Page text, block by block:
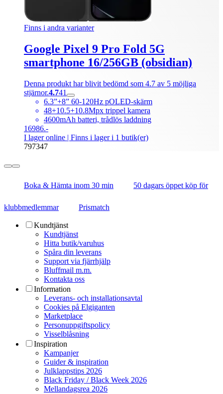
Finns i andra varianter
Google Pixel 9 Pro Fold 5G
smartphone 16/256GB (obsidian)
Denna produkt har blivit bedömd som 4.7 av 5 möjliga
stjärnor.4.741
6.3”+8” 60-120Hz pOLED-skärm
48+10.5+10.8Mpx trippel kamera
4600mAh batteri, trådlös laddning
16986.-
I lager online | Finns i lager i 1 butik(er)
797347
Boka & Hämta inom 30 min 50 dagars öppet köp för
klubbmedlemmar Prismatch
Kundtjänst
Kundtjänst
Hitta butik/varuhus
Spåra din leverans
Support via fjärrhjälp
Bluffmail m.m.
Kontakta oss
Information
Leverans- och installationsavtal
Cookies på Elgiganten
Marketplace
Personuppgiftspolicy
Visselblåsning
Inspiration
Kampanjer
Guider & inspiration
Julklappstips 2026
Black Friday / Black Week 2026
Mellandagsrea 2026